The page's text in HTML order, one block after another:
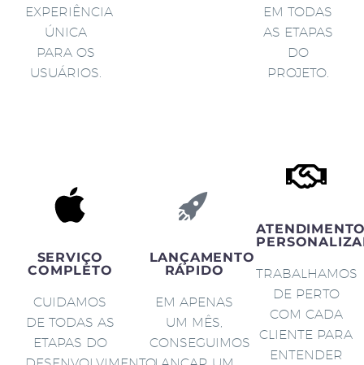
EXPERIÊNCIA
ÚNICA
PARA OS
USUÁRIOS.
EM TODAS
AS ETAPAS
DO
PROJETO.
SERVIÇO
COMPLETO
CUIDAMOS
DE TODAS AS
ETAPAS DO
LANÇAMENTO
RÁPIDO
EM APENAS
UM MÊS,
CONSEGUIMOS
TRABALHAMOS
DE PERTO
COM CADA
CLIENTE PARA
ENTENDER